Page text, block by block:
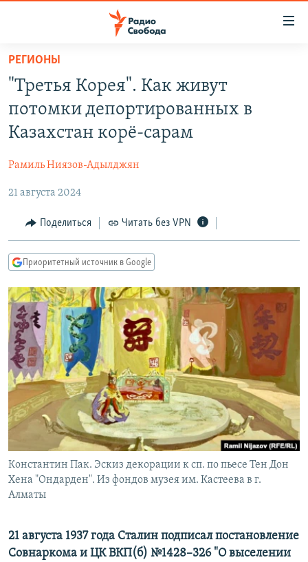
упрощенного
доступа
основному
Вернутся
навигации
Вернутся
поиску
ПРОГРАММЫ
ПОДКАСТЫ
АВТОРСКИЕ ПРОЕКТЫ
МНЕНИЯ
КУЛЬТУРА
IDEL.РЕАЛИИ
СЕВЕР.РЕАЛИИ
СИБИРЬ.РЕАЛИИ
РАСПИСАНИЕ ВЕЩАНИЯ
ПОДПИШИТЕСЬ НА РАССЫЛКУ
СОЦИАЛЬНЫЕ СЕТИ
Все сайты РСЕ/РС
РЕГИОНЫ
"Третья Корея". Как живут
потомки депортированных в
Казахстан корё-сарам
Рамиль Ниязов-Адылджян
21 августа 2024
Поделиться Читать без VPN
Приоритетный источник в Google
Константин Пак. Эскиз декорации к сп. по пьесе Тен Дон
Хена "Ондарден". Из фондов музея им. Кастеева в г.
Алматы
21 августа 1937 года Сталин подписал постановление
Совнаркома и ЦК ВКП(б) №1428–326 "О выселении